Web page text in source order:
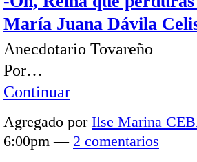
María Juana Dávila
Anecdotario Tovareño
Por…
Continuar
Agregado por Ilse Marina
6:00pm — 2 comentarios